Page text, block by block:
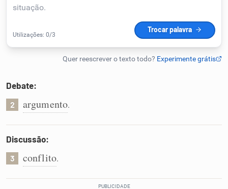
Corrigir Texto
Detector de IA
Humanizador de IA
Caça-palavras
Debate:
2 argumento.
Discussão:
3 conflito.